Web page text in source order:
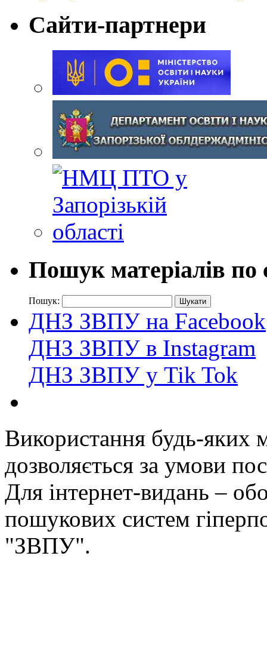
Сайти-партнери
Пошук матеріалів по
Пошук:
ДНЗ ЗВПУ на Facebook
ДНЗ ЗВПУ в Instagram
ДНЗ ЗВПУ у Tik Tok
Використання будь-яких
дозволяється за умови
Для інтернет-видань –
пошукових систем
"ЗВПУ".